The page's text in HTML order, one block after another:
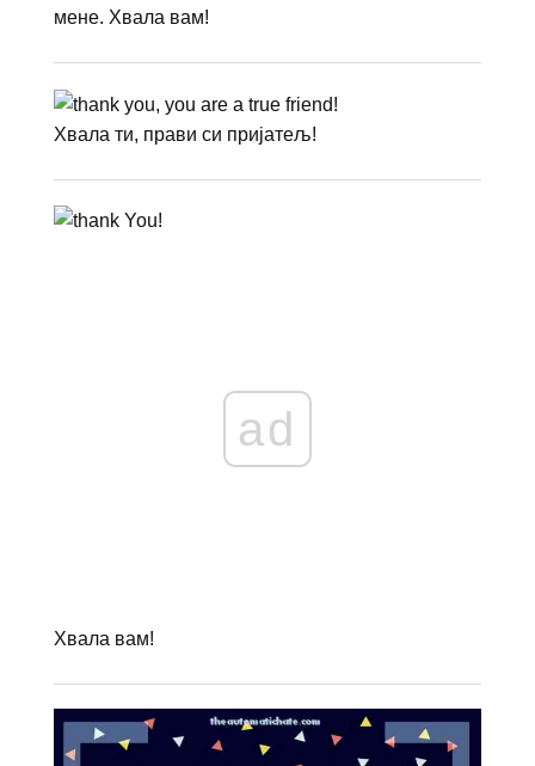
мене. Хвала вам!
Хвала ти, прави си пријатељ!
ad
Хвала вам!